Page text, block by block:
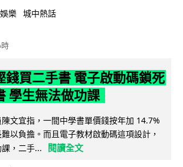
樂 城中熱話
錢買二手書 電子啟動碼鎖死
學生無法做功課
文宜指，一間中學書單價錢按年加 14.7%
以負擔。而且電子教材啟動碼這項設計，
，二手...
閱讀全文